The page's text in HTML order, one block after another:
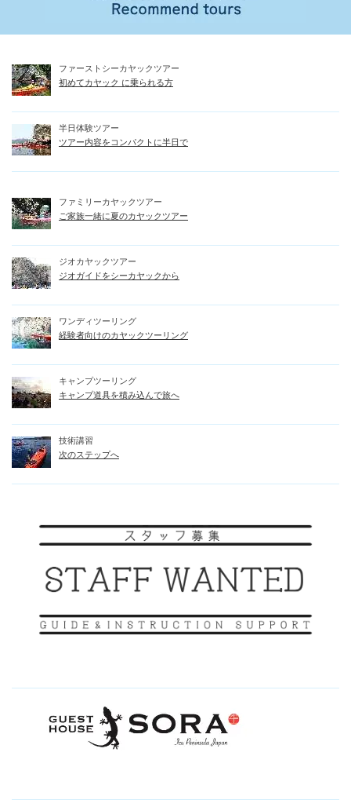
ファーストシーカヤックツアー
初めてカヤック に乗られる方
半日体験ツアー
ツアー内容をコンパクトに半日で
ファミリーカヤックツアー
ご家族一緒に夏のカヤックツアー
ジオカヤックツアー
ジオガイドをシーカヤックから
ワンディツーリング
経験者向けのカヤックツーリング
キャンプツーリング
キャンプ道具を積み込んで旅へ
技術講習
次のステップへ